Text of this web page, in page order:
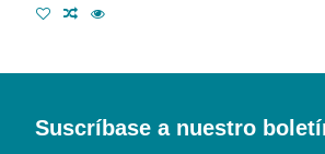
Suscríbase a nuestro